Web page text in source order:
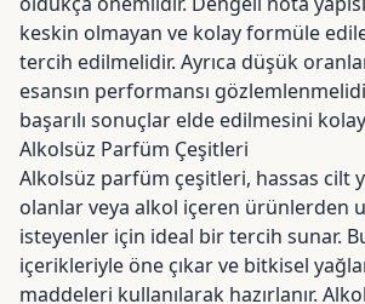
keskin olmayan ve kolay formüle
tercih edilmelidir. Ayrıca düşük
esansın performansı
başarılı sonuçlar elde edilmesini
Alkolsüz Parfüm Çeşitleri
Alkolsüz parfüm çeşitleri, hassas cilt
olanlar veya alkol içeren ürünlerden
isteyenler için ideal bir tercih sunar.
içerikleriyle öne çıkar ve bitkisel
maddeleri kullanılarak hazırlanır.